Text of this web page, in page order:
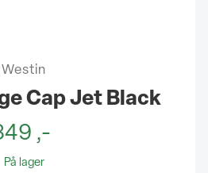
Westin
Cap Jet Black
,-
På lager